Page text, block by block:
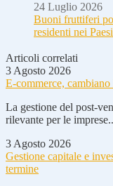
24 Luglio 2026
Buoni fruttiferi
residenti nei
Articoli correlati
3 Agosto 2026
E-commerce,
La gestione del post-
rilevante per le
3 Agosto 2026
Gestione capitale e
termine